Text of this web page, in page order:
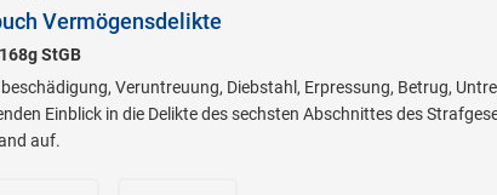
Vermögensdelikte
StGB
Veruntreuung, Diebstahl, Erpressung, Betrug,
Einblick in die Delikte des sechsten Abschnittes des
auf.